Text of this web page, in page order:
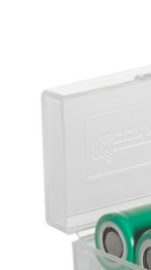
KeepPower P1450J
батерия с
Асемблирана в Китай.
батерия с
минимално
презареждане,